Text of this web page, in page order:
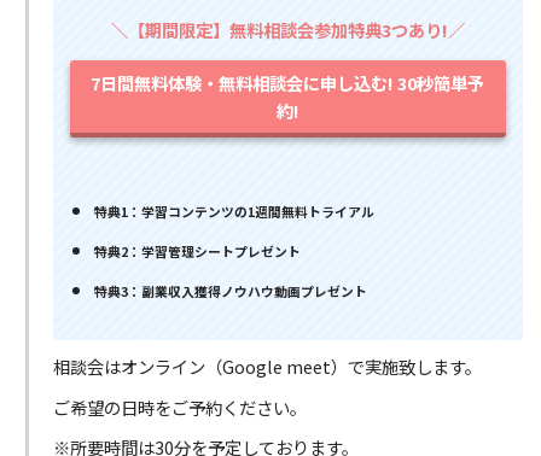
＼【期間限定】無料相談会参加特典3つあり!／
7日間無料体験・無料相談会に申し込む! 30秒簡単予
約!
特典1：学習コンテンツの1週間無料トライアル
特典2：学習管理シートプレゼント
特典3：副業収入獲得ノウハウ動画プレゼント
相談会はオンライン（Google meet）で実施致します。
ご希望の日時をご予約ください。
※所要時間は30分を予定しております。